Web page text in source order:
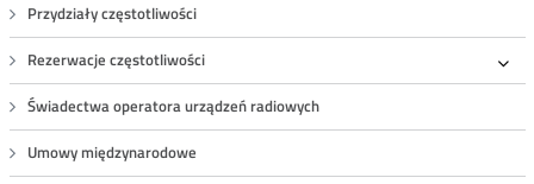
Przydziały częstotliwości
Rezerwacje częstotliwości
Świadectwa operatora urządzeń radiowych
Umowy międzynarodowe